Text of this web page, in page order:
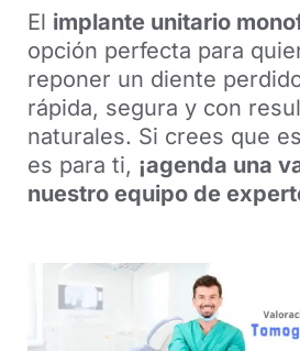
El implante unitario
opción perfecta para
reponer un diente
rápida, segura y con
naturales. Si crees que
es para ti, ¡agenda una
nuestro equipo de